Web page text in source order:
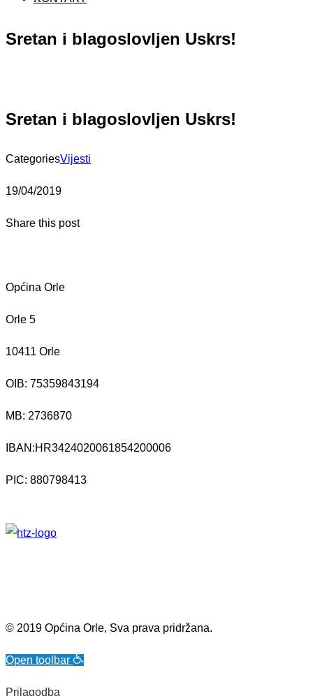
Sretan i blagoslovljen Uskrs!
Sretan i blagoslovljen Uskrs!
CategoriesVijesti
19/04/2019
Share this post
Općina Orle
Orle 5
10411 Orle
OIB: 75359843194
MB: 2736870
IBAN:HR3424020061854200006
PIC: 880798413
© 2019 Općina Orle, Sva prava pridržana.
Open toolbar
Prilagodba